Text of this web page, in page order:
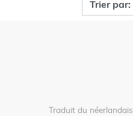
Traduit du néerlandais